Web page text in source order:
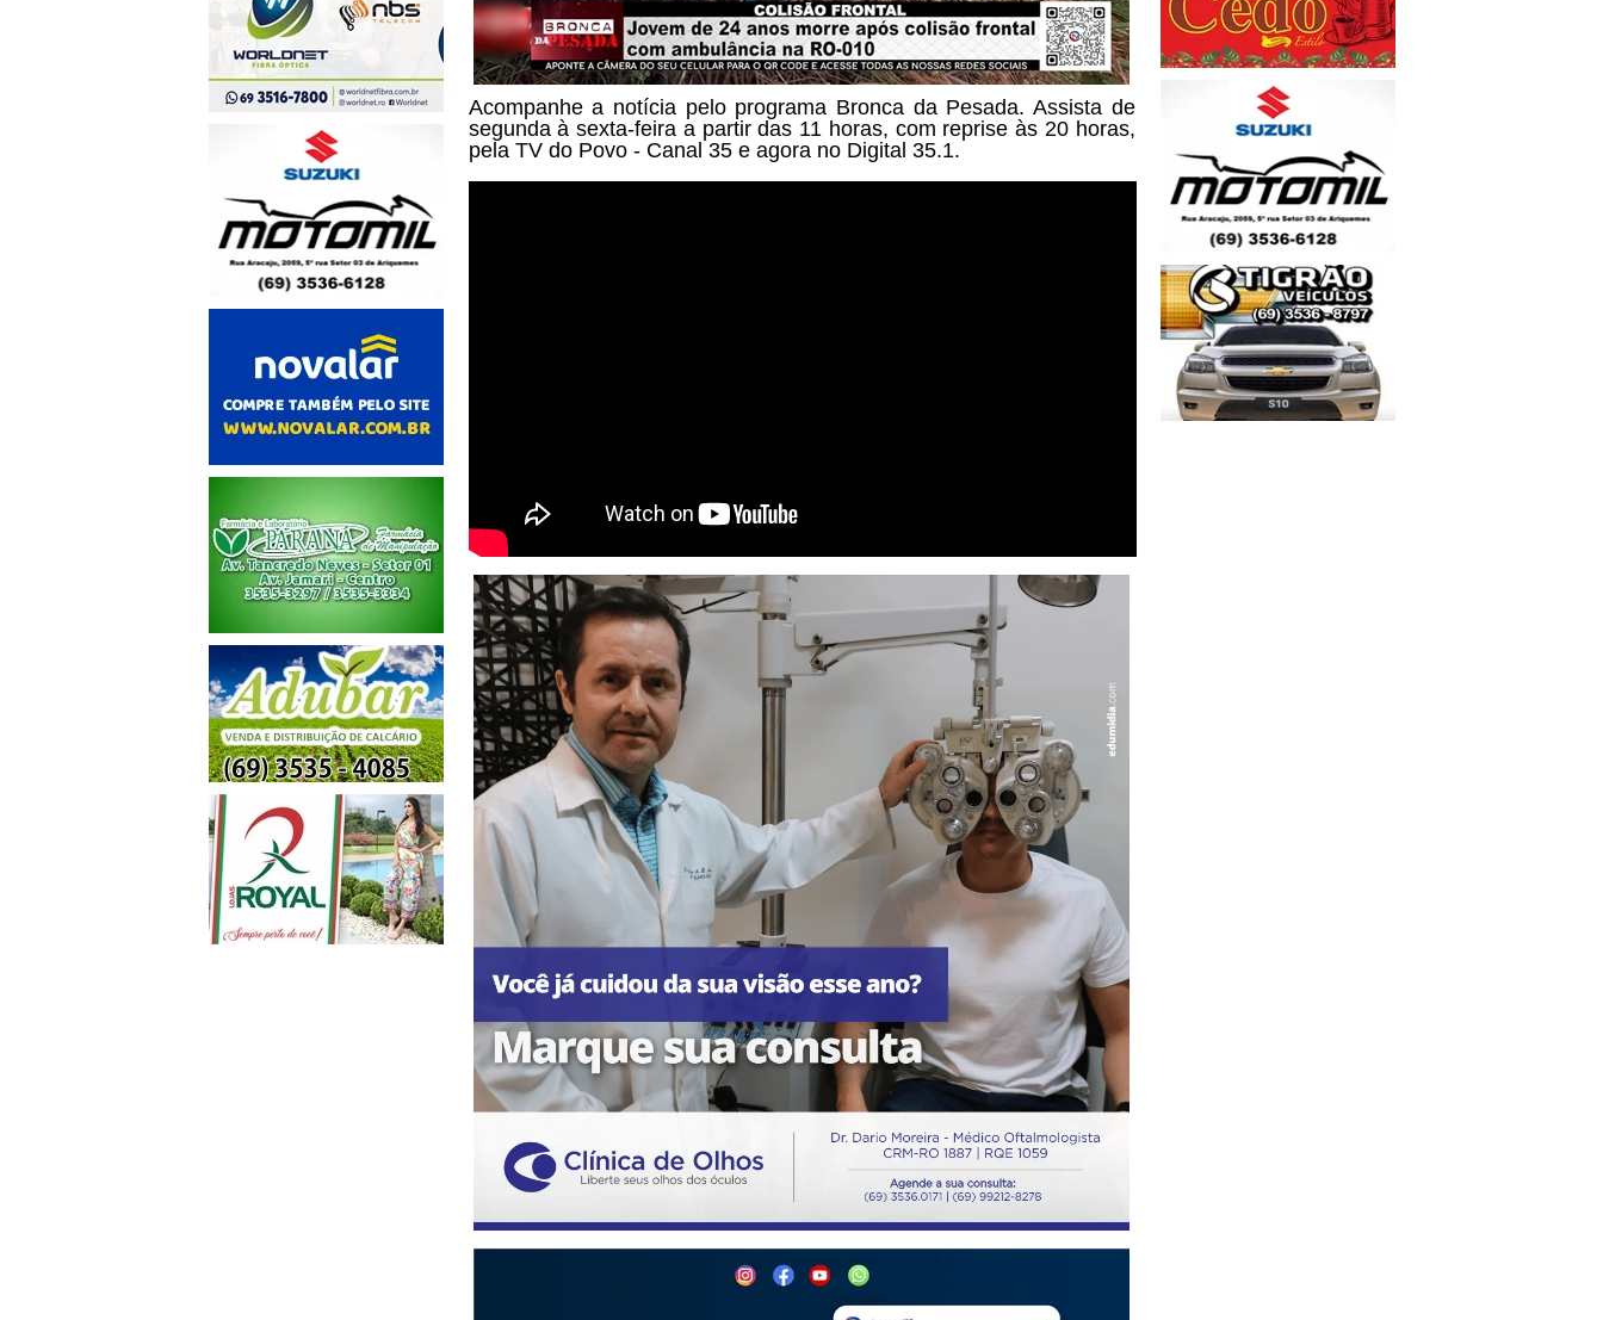
Acompanhe a notícia pelo programa Bronca da Pesada. Assista de
segunda à sexta-feira a partir das 11 horas, com reprise às 20 horas,
pela TV do Povo - Canal 35 e agora no Digital 35.1.